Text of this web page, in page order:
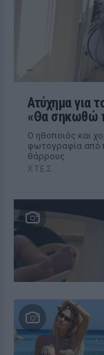
Ατύχημα για
«Θα σηκωθώ
Ο ηθοποιός και
φωτογραφία από
θάρρους
ΧΤΕΣ